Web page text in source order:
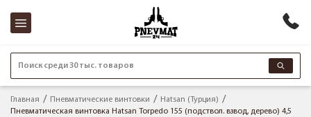
Поиск среди 30 тыс. товаров
Главная Пневматические винтовки
Hatsan (Турция)
Пневматическая винтовка Hatsan Torpedo 155 (подствол. взвод, дерево) 4,5